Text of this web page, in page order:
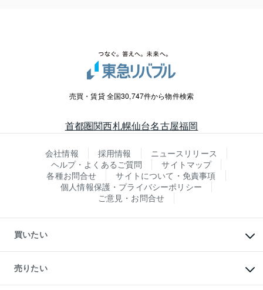
売買・賃貸 全国30,747件から物件検索
首都圏関西札幌仙台名古屋福岡
会社情報 採用情報
ニュースリリース
ヘルプ・よくあるご質問
サイトマップ
各種お問合せ
サイトについて・免責事項
個人情報保護・プライバシーポリシー
ご意見・お問合せ
買いたい
新築・分譲マンションの購入
中古マンションの購入
一戸建ての購入
売りたい